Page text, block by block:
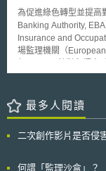
創企業提供融資管道，
EU）將設置專屬半導體
柱三：監測和危機應對
會間的協調機制，用以
業的關鍵情報能發現歐
盟將彙整危機評估報告
Leschew表示，James
Bossland GmbH公司
開發者，暴雪娛樂公司
訟，對於James
娛樂公司和James
實我們的主張，而且最
為促進綠色轉型並提高
Banking Authority,
Insurance and
場監理機關（
Regulation），向歐盟
融產品服務的 ESG 揭
靠且可比較的 ESG 資
揭露金融商品資訊，但
（greenwashing）及相關投資風險。 因此，本
最多人閱讀
二次創作影片是否侵
何謂「監理沙盒」？